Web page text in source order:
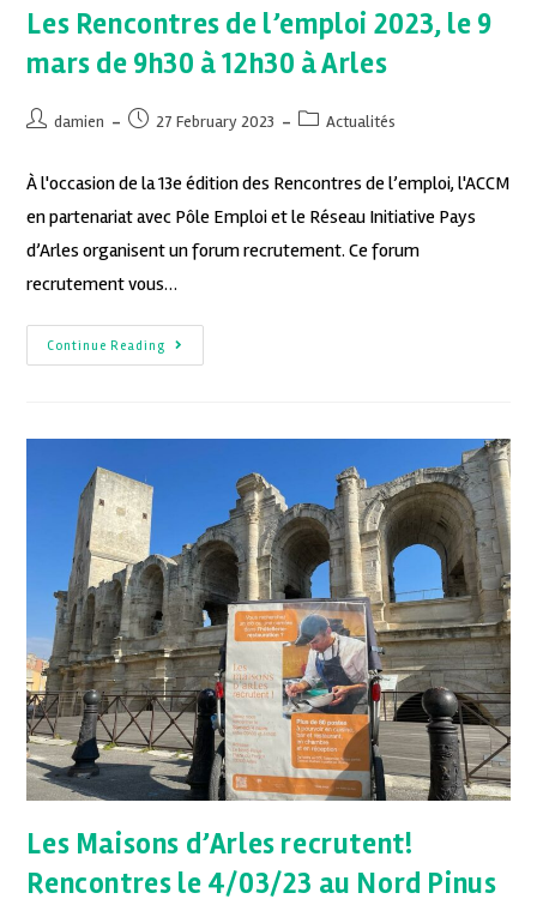
Les Rencontres de l’emploi 2023, le 9
mars de 9h30 à 12h30 à Arles
damien 27 February 2023 Actualités
À l'occasion de la 13e édition des Rencontres de l’emploi, l'ACCM
en partenariat avec Pôle Emploi et le Réseau Initiative Pays
d’Arles organisent un forum recrutement. Ce forum
recrutement vous…
Continue Reading
Les Maisons d’Arles recrutent!
Rencontres le 4/03/23 au Nord Pinus